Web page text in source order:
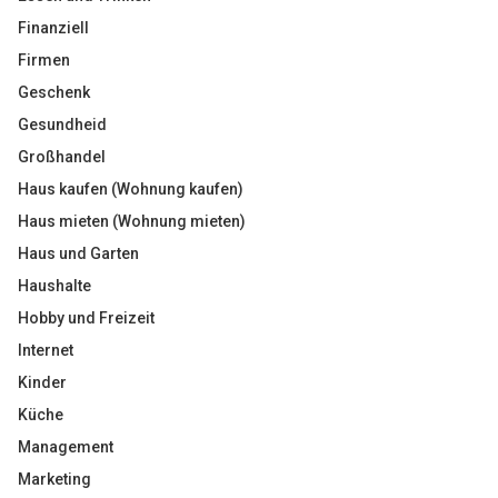
Finanziell
Firmen
Geschenk
Gesundheid
Großhandel
Haus kaufen (Wohnung kaufen)
Haus mieten (Wohnung mieten)
Haus und Garten
Haushalte
Hobby und Freizeit
Internet
Kinder
Küche
Management
Marketing